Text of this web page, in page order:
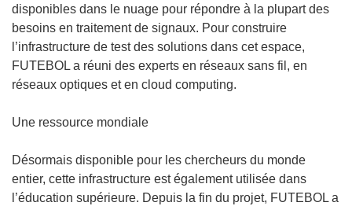
u
v
r
e
d
u
n
e
disponibles dans le nuage pour répondre à la plupart des
besoins en traitement de signaux. Pour construire
l’infrastructure de test des solutions dans cet espace,
FUTEBOL a réuni des experts en réseaux sans fil, en
réseaux optiques et en cloud computing.
Une ressource mondiale
Désormais disponible pour les chercheurs du monde
entier, cette infrastructure est également utilisée dans
l’éducation supérieure. Depuis la fin du projet, FUTEBOL a